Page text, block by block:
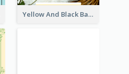
Yellow And Black Baby Shower Facebook Post